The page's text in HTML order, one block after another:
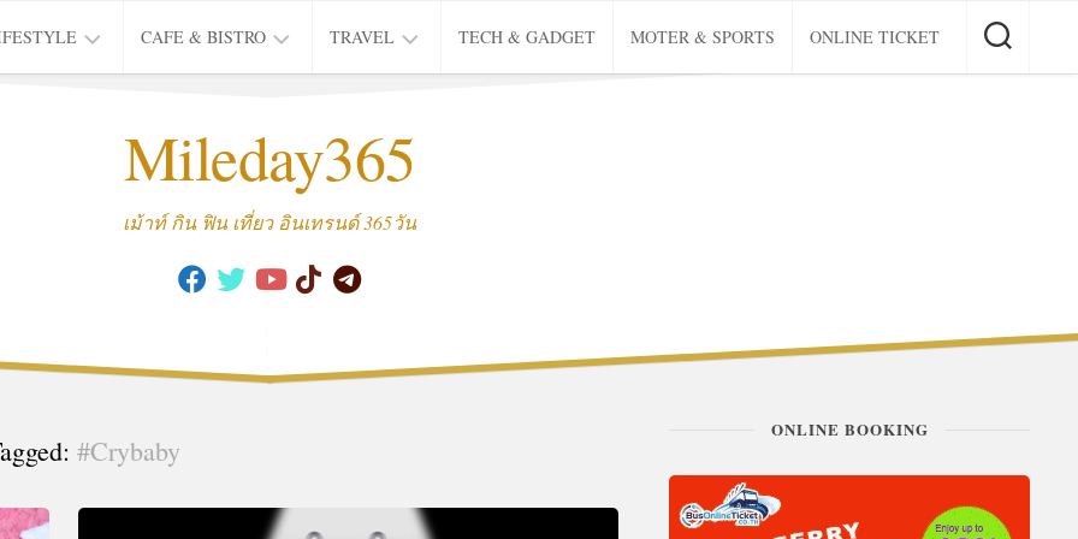
CAFE & BISTRO
CAFE
TRAVEL
THAI
TRIP
TECH & GADGET MOTER & SPORTS ONLINE TICKET
Mileday365
เม้าท์ กิน ฟิน เที่ยว อินเทรนด์ 365วัน
#Crybaby
ONLINE BOOKING